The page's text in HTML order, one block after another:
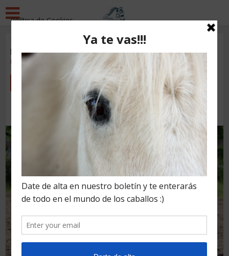
¿Por qué es importante estar
federado en equitación?
Añadir Comentario por
trancoatranco
3.719 vistas
Política de Cookies
Esta página utiliza cookies y otras tecnologías para que
podamos mejorar su experiencia en nuestros sitios:
información.